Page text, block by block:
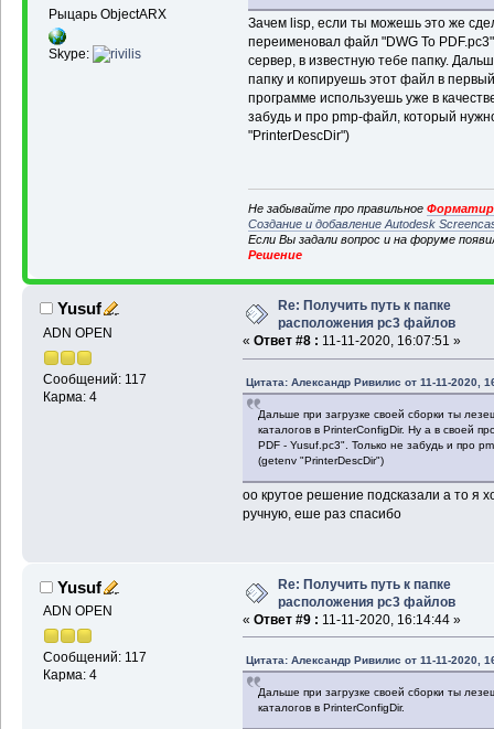
Рыцарь ObjectARX
Skype:
Зачем lisp, если ты можешь это же
переименовал файл "DWG To
сервер, в известную тебе папку.
папку и копируешь этот файл в
программе используешь уже в
забудь и про pmp-файл, который
"PrinterDescDir")
Не забывайте про правильное
Создание и добавление Autodesk
Если Вы задали вопрос и на форуме
Решение
Yusuf
ADN OPEN
Сообщений: 117
Карма: 4
Re: Получить путь к папке
расположения pc3 файлов
« Ответ #8 : 11-11-2020, 16:07:51 »
Цитата: Александр Ривилис от 11-11-2020,
Дальше при загрузке своей сборки ты
каталогов в PrinterConfigDir. Ну а в своей
PDF - Yusuf.pc3". Только не забудь и про
(getenv "PrinterDescDir")
оо крутое решение подсказали а то я
ручную, еше раз спасибо
Yusuf
ADN OPEN
Сообщений: 117
Карма: 4
Re: Получить путь к папке
расположения pc3 файлов
« Ответ #9 : 11-11-2020, 16:14:44 »
Цитата: Александр Ривилис от 11-11-2020,
Дальше при загрузке своей сборки ты
каталогов в PrinterConfigDir.